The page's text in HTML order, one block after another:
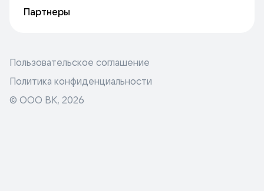
Партнеры
Пользовательское соглашение
Политика конфиденциальности
© ООО ВК, 2026